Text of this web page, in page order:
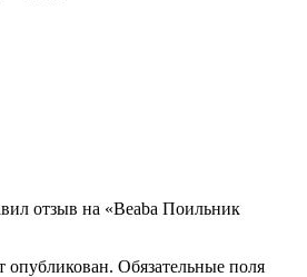
отзыв на «Beaba Поильник
опубликован. Обязательные поля